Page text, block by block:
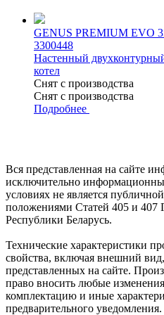
GENUS PREMIUM EVO
3300448
Настенный
котел
Снят с производства
Снят с производства
Подробнее
Вся представленная на сайте
исключительно
условиях не является
положениями Статей 405 и 407
Республики Беларусь.
Технические характеристики
свойства, включая внешний
представленных на сайте.
право вносить любые
комплектацию и иные
предварительного уведомления.